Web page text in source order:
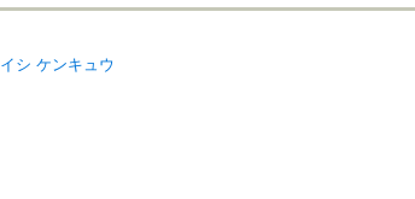
シ ケンキュウ